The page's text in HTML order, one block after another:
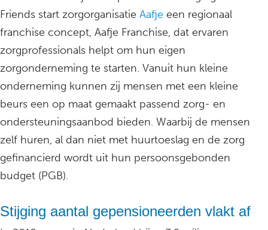
Friends start zorgorganisatie Aafje een regionaal
franchise concept, Aafje Franchise, dat ervaren
zorgprofessionals helpt om hun eigen
zorgonderneming te starten. Vanuit hun kleine
onderneming kunnen zij mensen met een kleine
beurs een op maat gemaakt passend zorg- en
ondersteuningsaanbod bieden. Waarbij de mensen
zelf huren, al dan niet met huurtoeslag en de zorg
gefinancierd wordt uit hun persoonsgebonden
budget (PGB).
Stijging aantal gepensioneerden vlakt af